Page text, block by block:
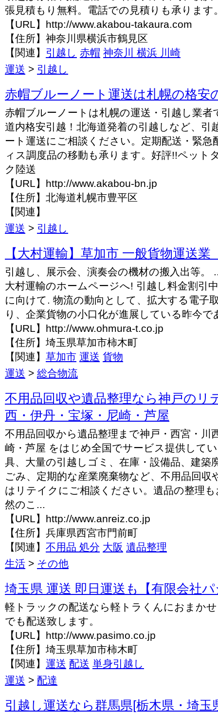
張見積もり無料。電話での見積りも承ります
【URL】http://www.akabou-takaura.com
【住所】神奈川県横浜市鶴見区
【関連】 引越し 赤帽 神奈川 横浜 川崎
運送 > 引越し
赤帽ブルーノート運送は札幌の格安
赤帽ブルーノートは札幌の運送・引越し業者
道内格安引越！北海道発着の引越しなど、引
ート運送にご相談ください。定期配送・緊急
ィス調度品の移動も承ります。好評!!ペット
ク陸送
【URL】http://www.akabou-bn.jp
【住所】北海道札幌市豊平区
【関連】
運送 > 引越し
【大村運輸】草加市 一般貨物運送
引越し、展示会、演奏会の機材の搬入出等。
大村運輸のホームページへ! 引越し料金割引
に向けて. 物流の動向として、拡大する電子
り、企業貨物の小口化が進展している昨今で
【URL】http://www.ohmura-t.co.jp
【住所】埼玉県草加市柿木町
【関連】 草加市 運送 貨物
運送 > 総合物流
不用品回収や遺品整理なら神戸のリ
西・伊丹・宝塚・尼崎・芦屋
不用品回収から遺品整理まで神戸・西宮・川
崎・芦屋 をはじめ全国でサービス提供して
具、大量の引越しゴミ、在庫・設備品、建築
ごみ、定期的な産業廃棄物など、不用品回収
はリテイクにご相談ください。遺品の整理
然のこ...
【URL】http://www.anreiz.co.jp
【住所】兵庫県西宮市門前町
【関連】 不用品 処分 大阪 遺品整理
生活 > その他
埼玉県 運送 即日運送も【有限会社
軽トラックの配送なら軽トラくんにおまか
でも配送致します。
【URL】http://www.pasimo.co.jp
【住所】埼玉県草加市柿木町
【関連】 運送 配送 単身引越し
運送 > 配達
引越し運送なら群馬県[栃木県・埼玉